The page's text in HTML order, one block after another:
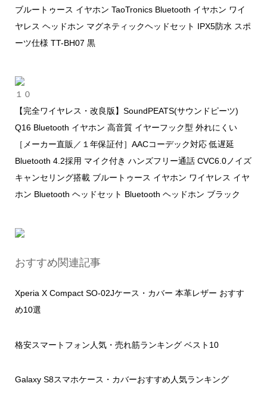
ブルートゥース イヤホン TaoTronics Bluetooth イヤホン ワイ
ヤレス ヘッドホン マグネティックヘッドセット IPX5防水 スポ
ーツ仕様 TT-BH07 黒
１０
【完全ワイヤレス・改良版】SoundPEATS(サウンドピーツ)
Q16 Bluetooth イヤホン 高音質 イヤーフック型 外れにくい
［メーカー直販／１年保証付］AACコーデック対応 低遅延
Bluetooth 4.2採用 マイク付き ハンズフリー通話 CVC6.0ノイズ
キャンセリング搭載 ブルートゥース イヤホン ワイヤレス イヤ
ホン Bluetooth ヘッドセット Bluetooth ヘッドホン ブラック
おすすめ関連記事
Xperia X Compact SO-02Jケース・カバー 本革レザー おすす
め10選
格安スマートフォン人気・売れ筋ランキング ベスト10
Galaxy S8スマホケース・カバーおすすめ人気ランキング